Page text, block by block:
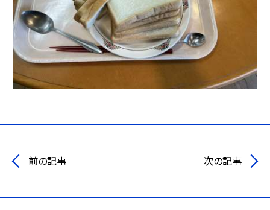
前の記事 次の記事